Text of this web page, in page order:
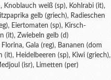
Knoblauch weiß (sp), Kohlrabi (it),
gelb (griech), Radieschen
Eiertomaten (sp), Kirsch-
(it), Zwiebeln gelb (d)
Gala (reg), Bananen (dom
(it), Heidelbeeren (sp), Kiwi (griech),
(isr), Limetten (per)